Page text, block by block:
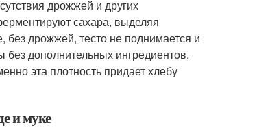
дрожжей и других
сахара, выделяя
без дрожжей, тесто не поднимается и
без дополнительных ингредиентов,
эта плотность придает хлебу
и муке